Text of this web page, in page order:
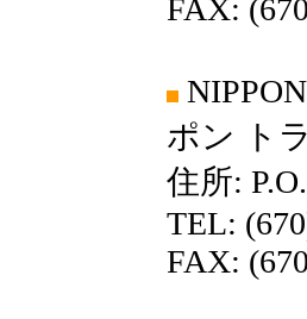
FAX:
ポン ト
住所:
TEL:
FAX: